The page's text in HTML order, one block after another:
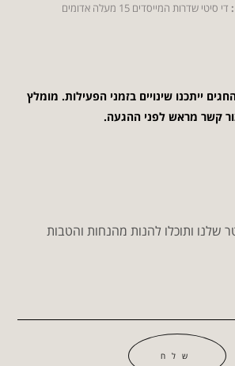
די סיטי שדרות המייסדים 15 מעלה אדומים
ייתכנו שינויים בזמני הפעילות. מומלץ
קשר מראש לפני ההגעה.
שלנו ותוכלו להנות מהנחות והטבות
שלח